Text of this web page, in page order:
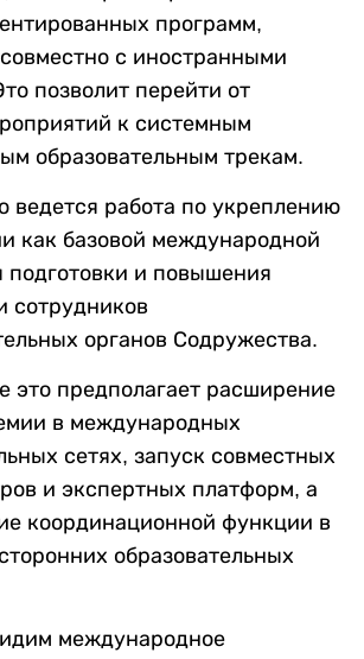
программ,
с иностранными
позволит перейти от
к системным
образовательным трекам.
ведется работа по укреплению
как базовой международной
подготовки и повышения
сотрудников
органов Содружества.
это предполагает расширение
в международных
сетях, запуск совместных
и экспертных платформ, а
координационной функции в
образовательных
международное